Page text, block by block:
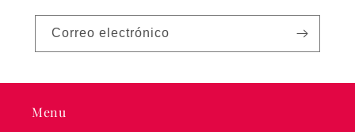
Correo electrónico
Menu